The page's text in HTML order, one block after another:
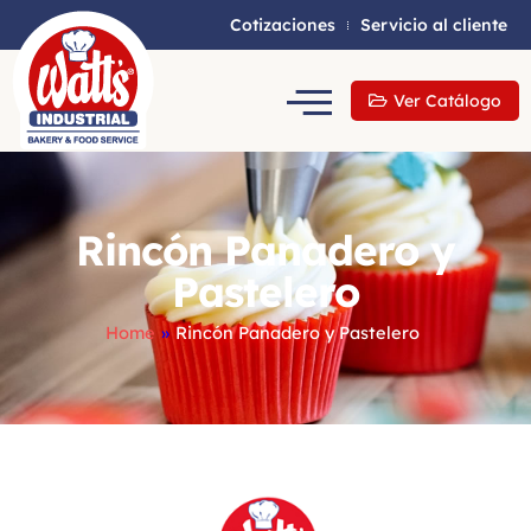
Cotizaciones Servicio al cliente
Ver Catálogo
Rincón Panadero y
Pastelero
Home » Rincón Panadero y Pastelero